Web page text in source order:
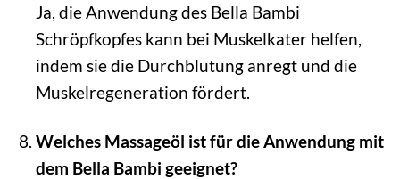
Ja, die Anwendung des Bella Bambi
Schröpfkopfes kann bei Muskelkater helfen,
indem sie die Durchblutung anregt und die
Muskelregeneration fördert.
Welches Massageöl ist für die Anwendung mit
dem Bella Bambi geeignet?